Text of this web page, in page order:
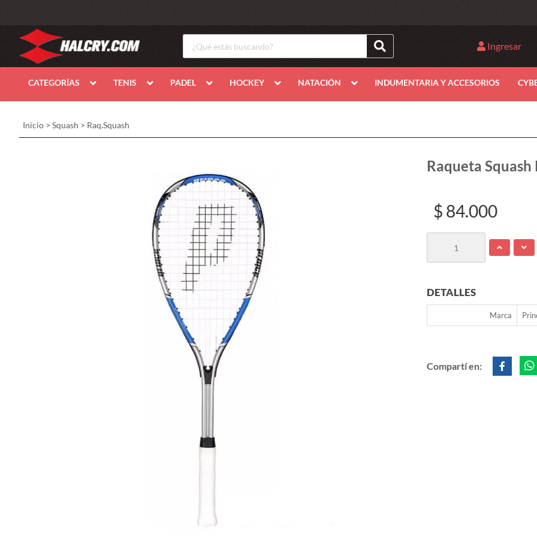
Ingresar
CATEGORÍAS TENIS PADEL HOCKEY NATACIÓN INDUMENTARIA Y ACCESORIOS
Inicio > Squash > Raq.Squash
Raqueta
$ 84.000
DETALLES
Marca
Compartí en: